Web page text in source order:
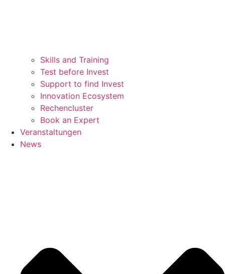
Skills and Training
Test before Invest
Support to find Invest
Innovation Ecosystem
Rechencluster​
Book an Expert
Veranstaltungen
News